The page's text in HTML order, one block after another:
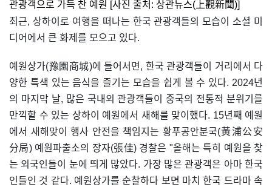
관광객으로 가득 찬 예원 [사진 출처: 상관뉴스(上觀新聞)]
최근, 상하이로 여행을 떠나는 한국 관광객들의 모습이 소셜 미
디어에서 큰 화제를 모으고 있다.
예원상가(豫園商城)에 들어서면, 한국 관광객들이 거리에서 다
양한 특색 있는 음식을 즐기는 모습을 쉽게 볼 수 있다. 2024년
의 마지막 날, 많은 국내외 관광객들이 중국의 전통적 분위기를
만끽할 수 있는 상하이 예원에서 새해를 맞이했다. 15년째 예원
에서 새해맞이 행사 안전을 책임지는 황푸공안분국(黃浦公安
分局) 예원파출소의 장자(張佳) 경찰은 "올해는 특히 예원을 찾
는 외국인들이 눈에 띄게 많았다. 가장 많은 관광객은 아마 한국
인들인 것 같다. 예원상가를 순찰하다 보면 마치 한국 드라마 속